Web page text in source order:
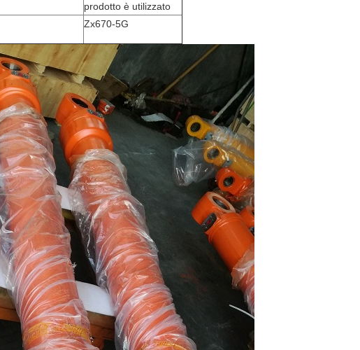
prodotto è utilizzato
Zx670-5G